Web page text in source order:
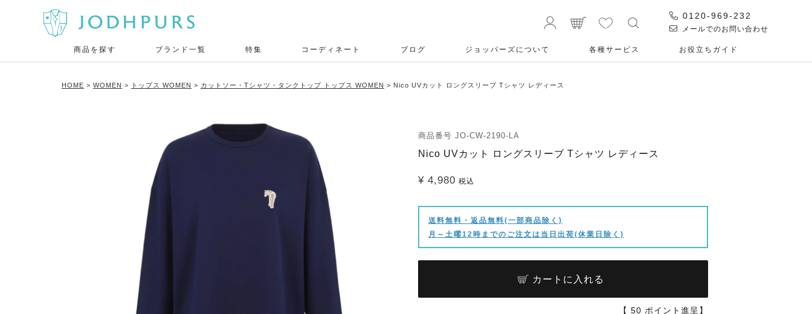
0120-969-232
メールでのお問い合わせ
商品を探す ブランド一覧 特集 コーディネート ブログ ジョッパーズについて 各種サービス お役⽴ちガイド
HOME WOMEN トップス WOMEN カットソー・Tシャツ・タンクトップ トップス WOMEN Nico UVカット ロングスリーブ Tシャツ レディース
商品番号 JO-CW-2190-LA
Nico UVカット ロングスリーブ Tシャツ レディース
¥ 4,980 税込
送料無料・返品無料(一部商品除く)
月～土曜12時までのご注文は当日出荷(休業日除く)
カートに入れる
【 50 ポイント進呈】